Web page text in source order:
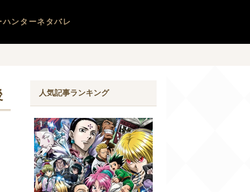
ンターネタバレ
人気記事ランキング